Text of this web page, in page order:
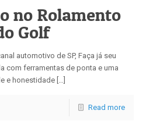
no Rolamento
Golf
automotivo de SP, Faça já seu
com ferramentas de ponta e uma
e honestidade […]
Read more